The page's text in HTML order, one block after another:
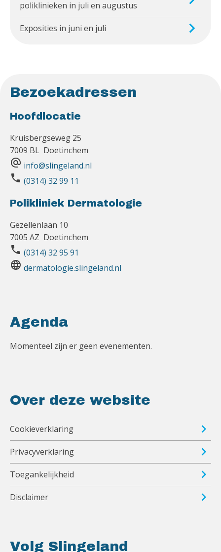
poliklinieken in juli en augustus
Exposities in juni en juli
Bezoekadressen
Hoofdlocatie
Kruisbergseweg 25
7009 BL Doetinchem
alternate_email info@slingeland.nl
phone (0314) 32 99 11
Polikliniek Dermatologie
Gezellenlaan 10
7005 AZ Doetinchem
phone (0314) 32 95 91
language dermatologie.slingeland.nl
Volg Slingeland
Agenda
Momenteel zijn er geen evenementen.
Over deze website
Cookieverklaring
Privacyverklaring
Toegankelijkheid
Disclaimer